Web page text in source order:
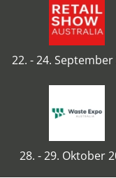
22. - 24. September
28. - 29. Oktober